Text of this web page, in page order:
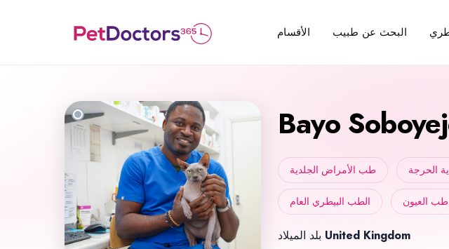
الأقسام البحث عن طبيب
Bayo
طب الأمراض الجلدية الحرجة
الطب البيطري العام طب العيون
United Kingdom